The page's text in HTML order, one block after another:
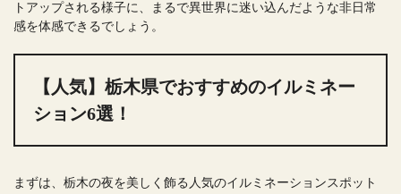
トアップされる様子に、まるで異世界に迷い込んだような非日常
感を体感できるでしょう。
【人気】栃木県でおすすめのイルミネー
ション6選！
まずは、栃木の夜を美しく飾る人気のイルミネーションスポット